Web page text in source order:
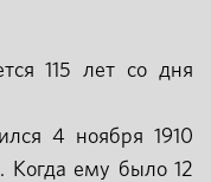
115 лет со дня
4 ноября 1910
Когда ему было 12